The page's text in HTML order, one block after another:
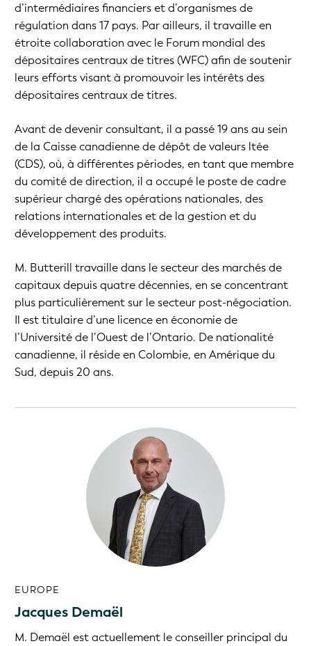
d’intermédiaires financiers et d’organismes de
régulation dans 17 pays. Par ailleurs, il travaille en
étroite collaboration avec le Forum mondial des
dépositaires centraux de titres (WFC) afin de soutenir
leurs efforts visant à promouvoir les intérêts des
dépositaires centraux de titres.
Avant de devenir consultant, il a passé 19 ans au sein
de la Caisse canadienne de dépôt de valeurs ltée
(CDS), où, à différentes périodes, en tant que membre
du comité de direction, il a occupé le poste de cadre
supérieur chargé des opérations nationales, des
relations internationales et de la gestion et du
développement des produits.
M. Butterill travaille dans le secteur des marchés de
capitaux depuis quatre décennies, en se concentrant
plus particulièrement sur le secteur post-négociation.
Il est titulaire d’une licence en économie de
l’Université de l’Ouest de l’Ontario. De nationalité
canadienne, il réside en Colombie, en Amérique du
Sud, depuis 20 ans.
EUROPE
Jacques Demaël
M. Demaël est actuellement le conseiller principal du